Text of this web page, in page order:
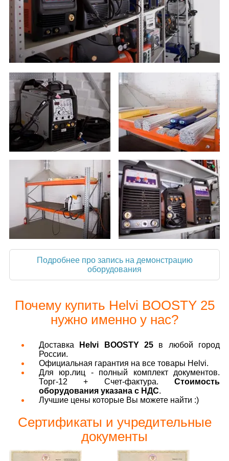
Подробнее про запись на демонстрацию
оборудования
Почему купить Helvi BOOSTY 25
нужно именно у нас?
Доставка Helvi BOOSTY 25 в любой город
России.
Официальная гарантия на все товары Helvi.
Для юр.лиц - полный комплект документов.
Торг-12 + Счет-фактура. Стоимость
оборудования указана с НДС.
Лучшие цены которые Вы можете найти :)
Сертификаты и учредительные
документы